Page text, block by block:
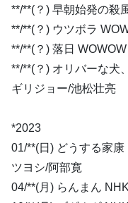
**/**(？) 早朝始発の殺
**/**(？) ウツボラ
**/**(？) 落日 WOWOW
**/**(？) オリバーな犬
ギリジョー/池松壮亮
*2023
01/**(日) どうする家
ツヨシ/阿部寛
04/**(月) らんまん